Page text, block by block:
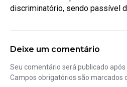
discriminatório, sendo passível
Deixe um comentário
Seu comentário será publicado após
Campos obrigatórios são marcados